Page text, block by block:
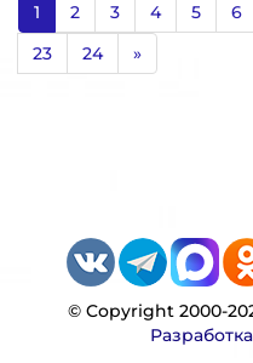
1 2 3 4 5 6
23
24 »
© Copyright 2000-